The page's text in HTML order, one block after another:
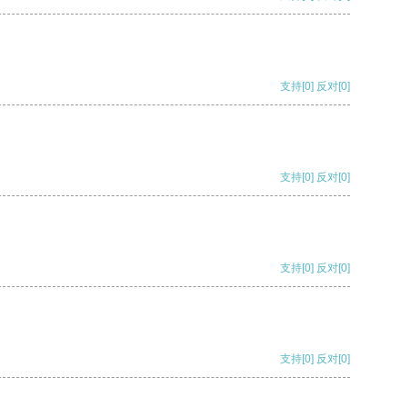
支持[0] 反对[0]
支持[0] 反对[0]
支持[0] 反对[0]
支持[0] 反对[0]